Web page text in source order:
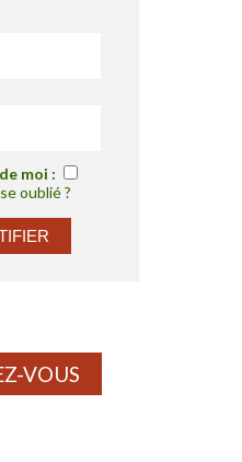
moi :
oublié ?
VOUS